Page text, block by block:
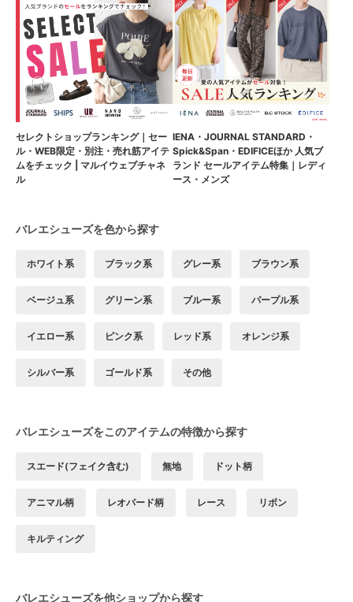
セレクトショップランキング｜セー
ル・WEB限定・別注・売れ筋アイテ
ムをチェック | マルイウェブチャネ
ル
IENA・JOURNAL STANDARD・
Spick&Span・EDIFICEほか 人気ブ
ランド セールアイテム特集｜レディ
ース・メンズ
バレエシューズを色から探す
ホワイト系 ブラック系 グレー系 ブラウン系
ベージュ系 グリーン系 ブルー系 パープル系
イエロー系 ピンク系 レッド系 オレンジ系
シルバー系 ゴールド系 その他
バレエシューズをこのアイテムの特徴から探す
スエード(フェイク含む) 無地 ドット柄
アニマル柄 レオパード柄 レース リボン
キルティング
バレエシューズを他ショップから探す